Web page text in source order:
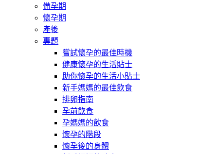
備孕期
懷孕期
產後
專題
嘗試懷孕的最佳時機
健康懷孕的生活貼士
助你懷孕的生活小貼士
新手媽媽的最佳飲食
排卵指南
孕前飲食
孕媽媽的飲食
懷孕的階段
懷孕後的身體